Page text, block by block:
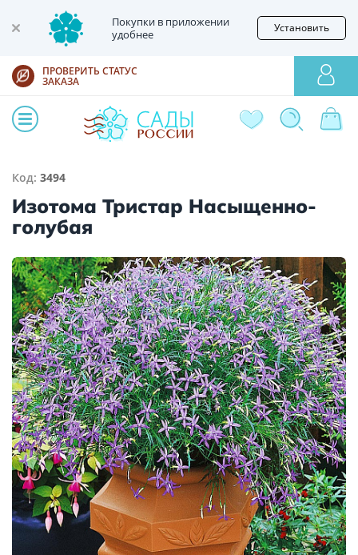
Покупки в приложении
удобнее
Установить
ПРОВЕРИТЬ СТАТУС
ЗАКАЗА
Код: 3494
Изотома Тристар Насыщенно-
голубая